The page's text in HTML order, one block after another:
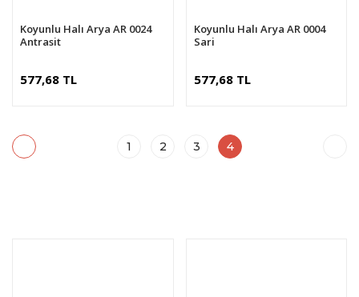
Koyunlu Halı Arya AR 0024
Antrasit
577,68 TL
Koyunlu Halı Arya AR 0004
Sari
577,68 TL
1 2 3 4